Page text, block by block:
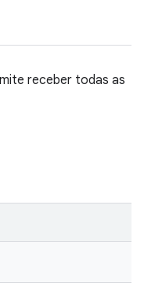
receber todas as